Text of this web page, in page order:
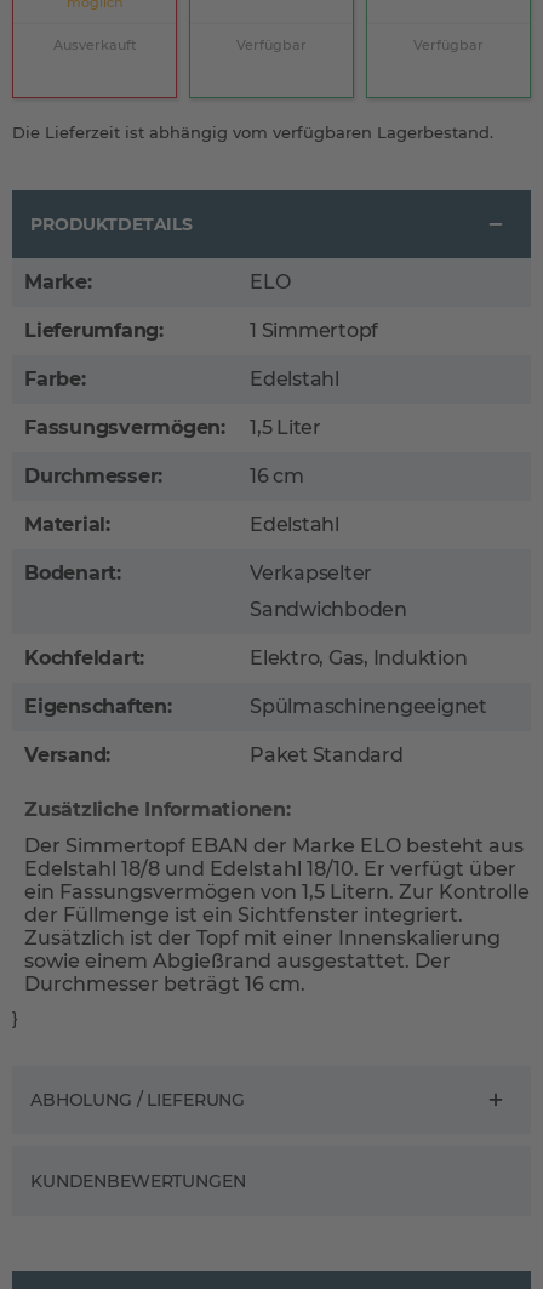
Ausverkauft Verfügbar Verfügbar
Die Lieferzeit ist abhängig vom verfügbaren Lagerbestand.
PRODUKTDETAILS
Marke: ELO
Lieferumfang: 1 Simmertopf
Farbe: Edelstahl
Fassungsvermögen: 1,5 Liter
Durchmesser: 16 cm
Material: Edelstahl
Bodenart:
Verkapselter
Sandwichboden
Kochfeldart: Elektro, Gas, Induktion
Eigenschaften: Spülmaschinengeeignet
Versand: Paket Standard
Zusätzliche Informationen:
Der Simmertopf EBAN der Marke ELO besteht aus
Edelstahl 18/8 und Edelstahl 18/10. Er verfügt über
ein Fassungsvermögen von 1,5 Litern. Zur Kontrolle
der Füllmenge ist ein Sichtfenster integriert.
Zusätzlich ist der Topf mit einer Innenskalierung
sowie einem Abgießrand ausgestattet. Der
Durchmesser beträgt 16 cm.
}
ABHOLUNG / LIEFERUNG
KUNDENBEWERTUNGEN